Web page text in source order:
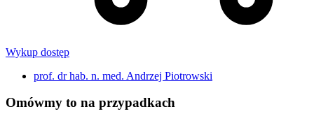
Wykup dostęp
prof. dr hab. n. med. Andrzej Piotrowski
Omówmy to na przypadkach